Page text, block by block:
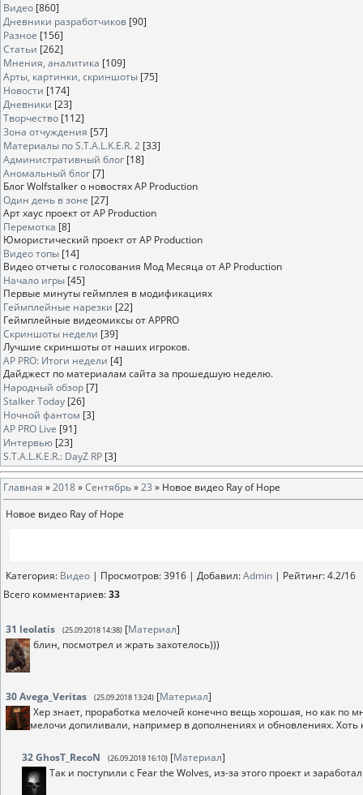
Видео [860]
Дневники разработчиков [90]
Разное [156]
Статьи [262]
Мнения, аналитика [109]
Арты, картинки, скриншоты [75]
Новости [174]
Дневники [23]
Творчество [112]
Зона отчуждения [57]
Материалы по S.T.A.L.K.E.R. 2 [33]
Административный блог [18]
Аномальный блог [7]
Блог Wolfstalker о новостях AP Production
Один день в зоне [27]
Арт хаус проект от AP Production
Перемотка [8]
Юмористический проект от AP Production
Видео топы [14]
Видео отчеты с голосования Мод Месяца от AP Production
Начало игры [45]
Первые минуты геймплея в модификациях
Геймплейные нарезки [22]
Геймплейные видеомиксы от APPRO
Скриншоты недели [39]
Лучшие скриншоты от наших игроков.
AP PRO: Итоги недели [4]
Дайджест по материалам сайта за прошедшую неделю.
Народный обзор [7]
Stalker Today [26]
Ночной фантом [3]
AP PRO Live [91]
Интервью [23]
S.T.A.L.K.E.R.: DayZ RP [3]
Главная »2018»Сентябрь»23 » Новое видео Ray of Hope
Новое видео Ray of Hope
Категория: Видео | Просмотров: 3916 | Добавил:Аdmin | Рейтинг:4.2/16
Всего комментариев:33
31 leolatis (25.09.2018 14:38) [Материал]
блин, посмотрел и жрать захотелось)))
30Avega_Veritas (25.09.2018 13:24) [Материал]
Хер знает, проработка мелочей конечно вещь хорошая, но как по
мелочи допиливали, например в дополнениях и обновлениях. Хоть
32GhosT_RecoN (26.09.2018 16:10) [Материал]
Так и поступили с Fear the Wolves, из-за этого проект и